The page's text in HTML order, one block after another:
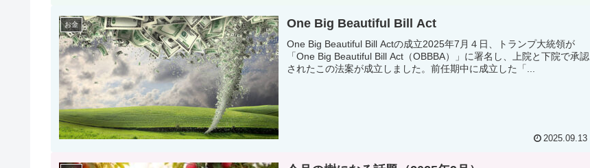
お金 One Big Beautiful Bill Act
One Big Beautiful Bill Actの成立2025年7月４日、トランプ大統領が
「One Big Beautiful Bill Act（OBBBA）」に署名し、上院と下院で承認
されたこの法案が成立しました。前任期中に成立した「...
2025.09.13